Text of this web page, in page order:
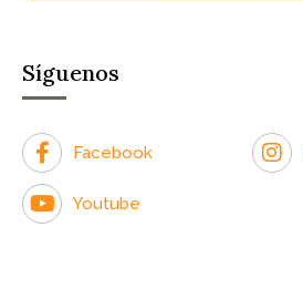
Síguenos
Facebook
Youtube